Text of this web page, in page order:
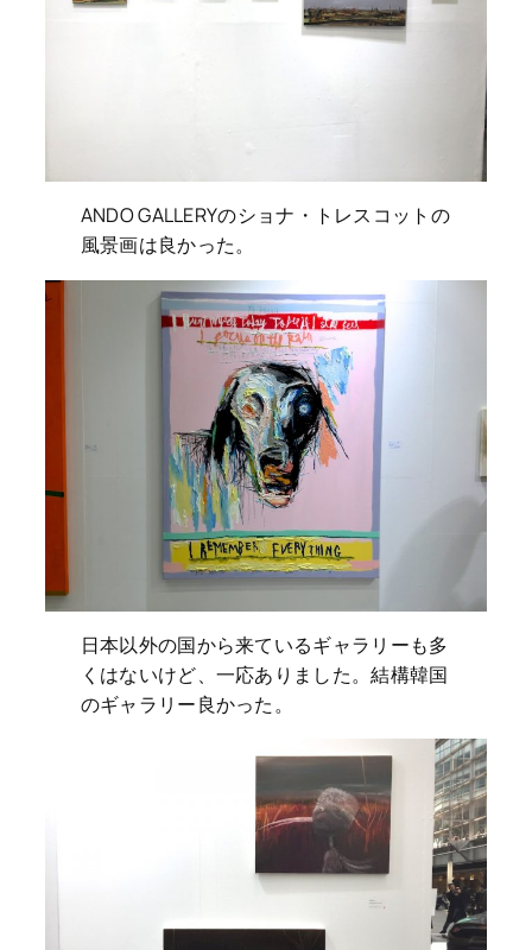
ANDO GALLERYのショナ・トレスコットの
風景画は良かった。
日本以外の国から来ているギャラリーも多
くはないけど、一応ありました。結構韓国
のギャラリー良かった。